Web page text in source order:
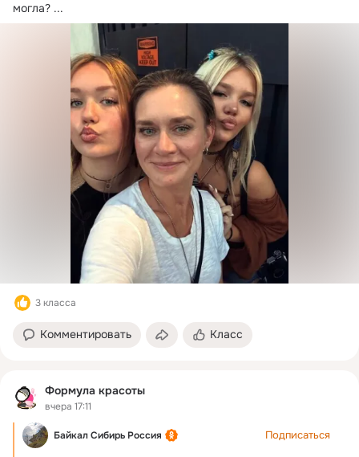
могла? ...
3 класса
Комментировать Класс
Формула красоты
вчера 17:11
Байкал Сибирь Россия Подписаться